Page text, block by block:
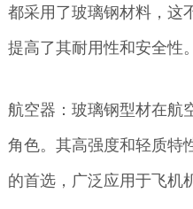
都采用了玻璃钢材料，这
提高了其耐用性和安全性。
航空器：玻璃钢型材在航
角色。其高强度和轻质特
的首选，广泛应用于飞机